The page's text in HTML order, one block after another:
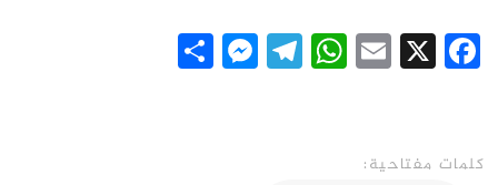
Facebook
X
Email
WhatsApp
Telegram
Messenger
كلمات مفتاحية: